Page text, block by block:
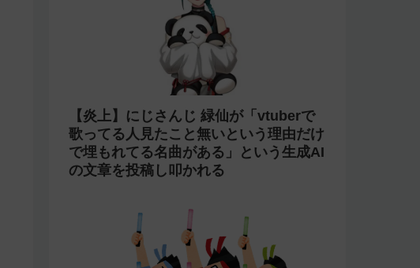
【炎上】にじさんじ 緑仙が「vtuberで
歌ってる人見たこと無いという理由だけ
で埋もれてる名曲がある」という生成AI
の文章を投稿し叩かれる